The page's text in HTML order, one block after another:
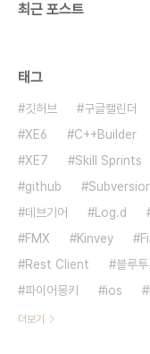
최근 포스트
태그
깃허브 구글캘린더
XE6
C++Builder
XE7
Skill Sprints
github
데브기어
Log.d
FMX
Kinvey
Rest Client
블루투
파이어몽키
ios
더보기